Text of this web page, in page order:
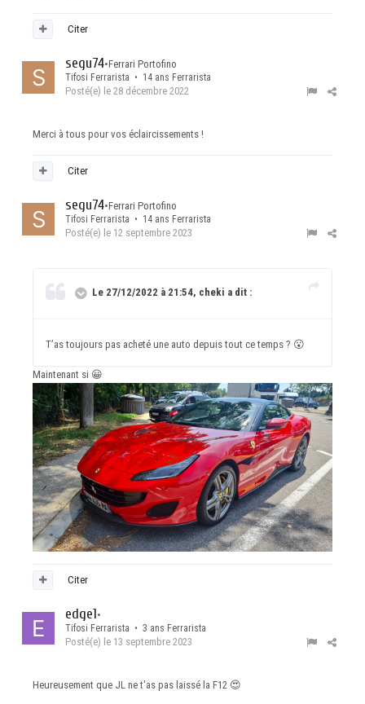
Citer
segu74•Ferrari Portofino
Tifosi Ferrarista • 14 ans Ferrarista
Posté(e) le 28 décembre 2022
Merci à tous pour vos éclaircissements !
Citer
segu74•Ferrari Portofino
Tifosi Ferrarista • 14 ans Ferrarista
Posté(e) le 12 septembre 2023
Le 27/12/2022 à 21:54, cheki a dit :
T’as toujours pas acheté une auto depuis tout ce temps ? 😮
Maintenant si 😀
Citer
edge1•
Tifosi Ferrarista • 3 ans Ferrarista
Posté(e) le 13 septembre 2023
Heureusement que JL ne t'as pas laissé la F12 😍